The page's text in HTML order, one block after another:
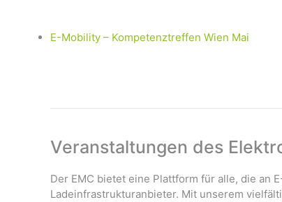
E-Mobility – Kompetenztreffen Wien Mai
Veranstaltungen des
Der EMC bietet eine Plattform für alle, die an
Ladeinfrastrukturanbieter. Mit unserem